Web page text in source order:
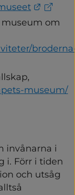
Länk
museum om
museum/
invånarna i
i. Förr i tiden
och utsåg